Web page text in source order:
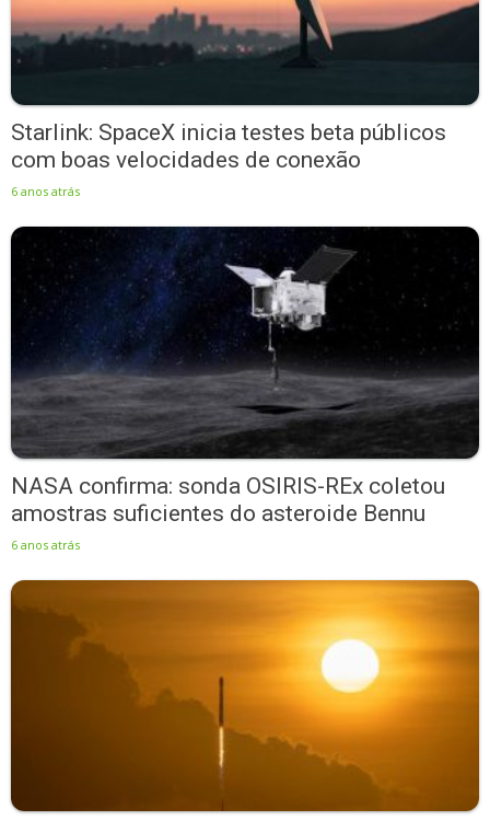
Starlink: SpaceX inicia testes beta públicos
com boas velocidades de conexão
6 anos atrás
NASA confirma: sonda OSIRIS-REx coletou
amostras suficientes do asteroide Bennu
6 anos atrás